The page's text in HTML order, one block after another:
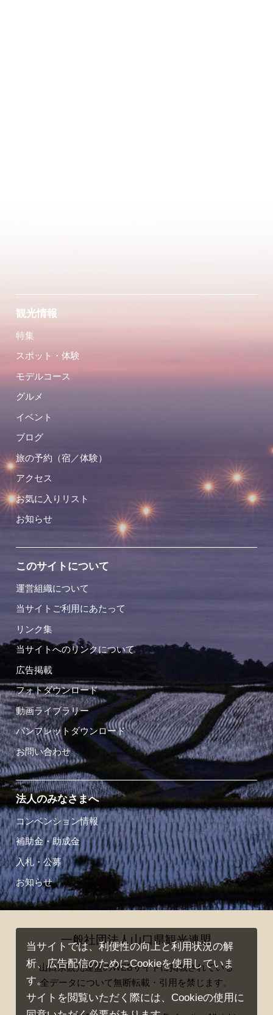
観光情報
特集
スポット・体験
モデルコース
グルメ
イベント
ブログ
旅の予約（宿／体験）
アクセス
お気に入りリスト
お知らせ
このサイトについて
運営組織について
当サイトご利用にあたって
リンク集
当サイトへのリンクについて
広告掲載
フォトダウンロード
動画ライブラリー
パンフレットダウンロード
お問い合わせ
法人のみなさまへ
コンベンション情報
補助金・助成金
入札・公募
お知らせ
一般社団法人山口県観光連盟
山口県観光連盟のWEBサイトに掲載されている
全データについて無断転載・引用を禁じます。
当サイトでは、利便性の向上と利用状況の解
析、広告配信のためにCookieを使用していま
す。
サイトを閲覧いただく際には、Cookieの使用に